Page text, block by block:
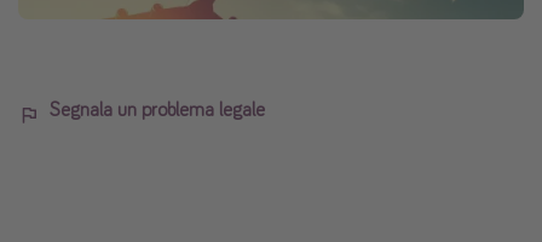
Segnala un problema legale